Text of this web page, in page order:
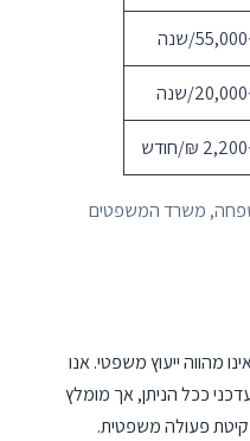
משרד המשפטים
מהווה ייעוץ משפטי. אנו
ככל הניתן, אך מומלץ
פעולה משפטית.